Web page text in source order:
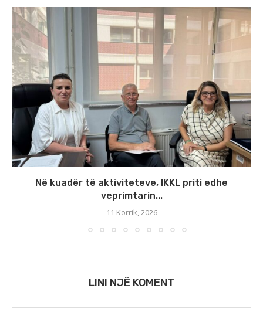
Në kuadër të aktiviteteve, IKKL priti edhe
veprimtarin...
11 Korrik, 2026
LINI NJË KOMENT